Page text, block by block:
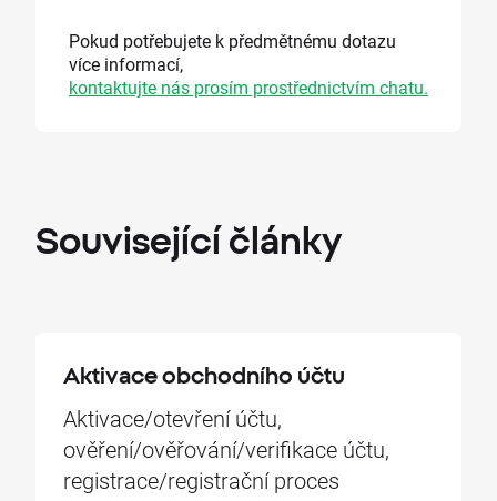
Pokud potřebujete k předmětnému dotazu
více informací,
kontaktujte nás prosím prostřednictvím chatu.
Související články
Aktivace obchodního účtu
Aktivace/otevření účtu,
ověření/ověřování/verifikace účtu,
registrace/registrační proces